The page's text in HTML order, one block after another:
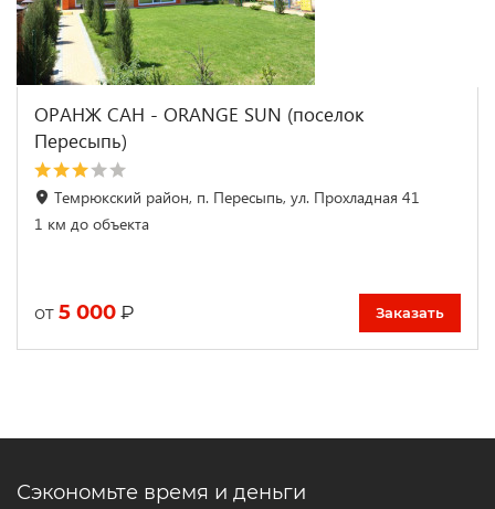
ОРАНЖ САН - ORANGE SUN (поселок
Пересыпь)
Темрюкский район, п. Пересыпь, ул. Прохладная 41
1 км до объекта
от 5 000 ₽ Заказать
Сэкономьте время и деньги